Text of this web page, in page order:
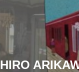
HIRO